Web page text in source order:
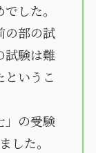
した。
の部の試
試験は難
というこ
」の受験
した。